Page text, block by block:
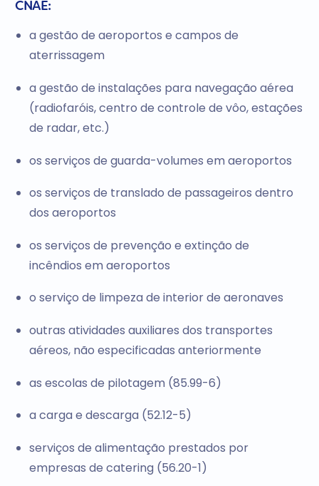
CNAE:
a gestão de aeroportos e campos de
aterrissagem
a gestão de instalações para navegação aérea
(radiofaróis, centro de controle de vôo, estações
de radar, etc.)
os serviços de guarda-volumes em aeroportos
os serviços de translado de passageiros dentro
dos aeroportos
os serviços de prevenção e extinção de
incêndios em aeroportos
o serviço de limpeza de interior de aeronaves
outras atividades auxiliares dos transportes
aéreos, não especificadas anteriormente
as escolas de pilotagem (85.99-6)
a carga e descarga (52.12-5)
serviços de alimentação prestados por
empresas de catering (56.20-1)